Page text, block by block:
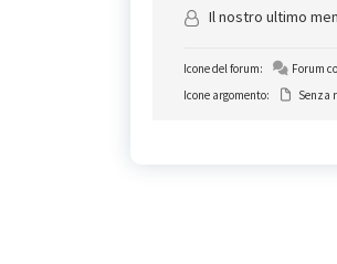
Il nostro ultimo
Icone del forum: Forum
Icone argomento:
Senza